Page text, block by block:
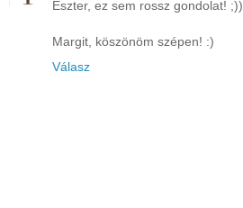
Eszter, ez sem rossz gondolat! ;))
Margit, köszönöm szépen! :)
Válasz